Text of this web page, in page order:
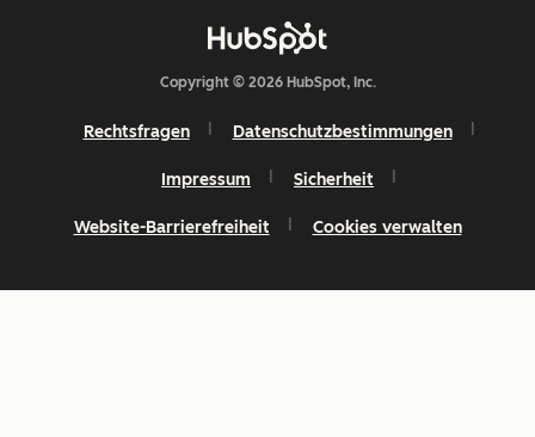
Copyright © 2026 HubSpot, Inc.
Rechtsfragen Datenschutzbestimmungen
Impressum Sicherheit
Website-Barrierefreiheit Cookies verwalten